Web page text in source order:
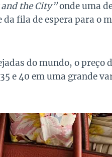
and the City”onde uma
fila de espera para o
do mundo, o preço
e 40 em uma grande